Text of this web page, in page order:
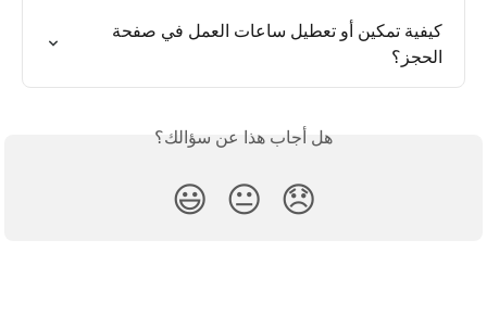
كيفية تمكين أو تعطيل ساعات العمل في صفحة
الحجز؟
هل أجاب هذا عن سؤالك؟
😞
😐
😃